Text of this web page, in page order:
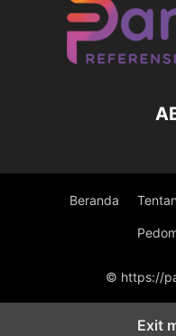
Beranda
© https://
Exit